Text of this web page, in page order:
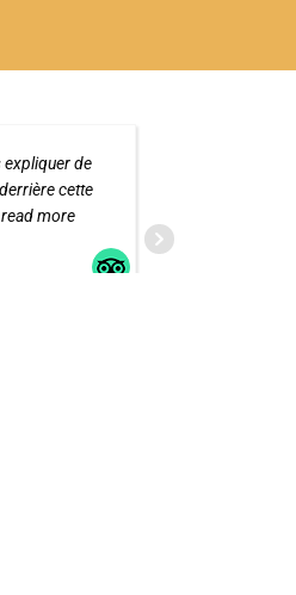
expliquer de
cette
more